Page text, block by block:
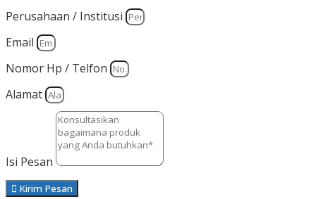
Perusahaan / Institusi
Email
Nomor Hp / Telfon
Alamat
Isi Pesan
Kirim Pesan